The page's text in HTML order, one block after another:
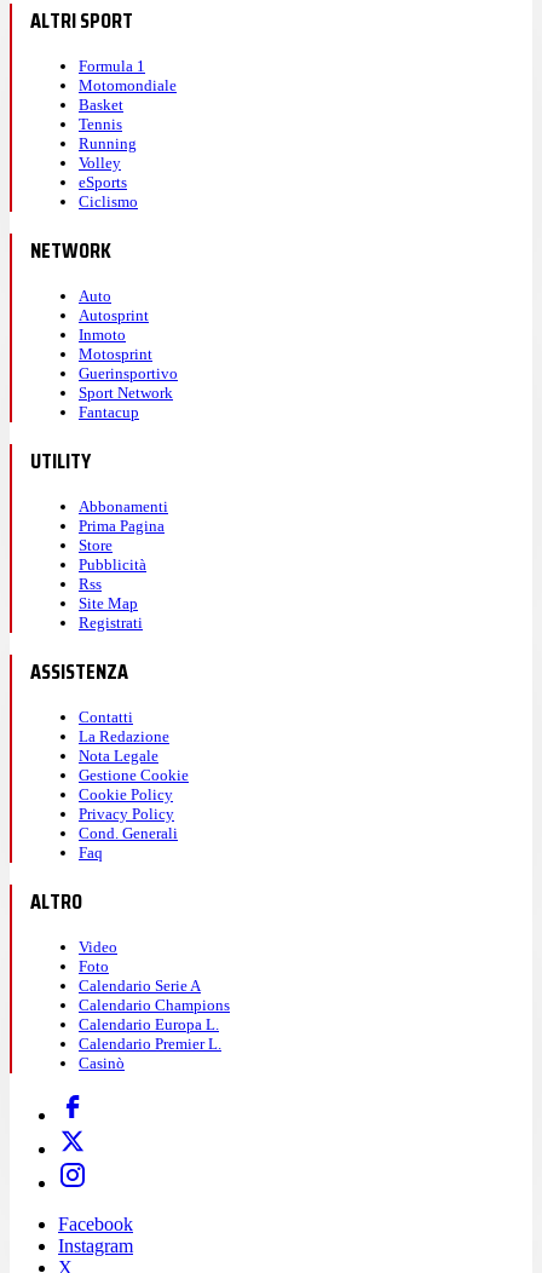
ALTRI SPORT
Formula 1
Motomondiale
Basket
Tennis
Running
Volley
eSports
Ciclismo
NETWORK
Auto
Autosprint
Inmoto
Motosprint
Guerinsportivo
Sport Network
Fantacup
UTILITY
Abbonamenti
Prima Pagina
Store
Pubblicità
Rss
Site Map
Registrati
ASSISTENZA
Contatti
La Redazione
Nota Legale
Gestione Cookie
Cookie Policy
Privacy Policy
Cond. Generali
Faq
ALTRO
Video
Foto
Calendario Serie A
Calendario Champions
Calendario Europa L.
Calendario Premier L.
Casinò
Facebook
Instagram
X